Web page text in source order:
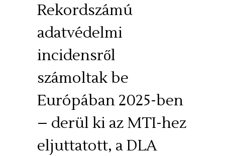
Rekordszámú
adatvédelmi
incidensről
számoltak be
Európában 2025-ben
– derül ki az MTI-hez
eljuttatott, a DLA